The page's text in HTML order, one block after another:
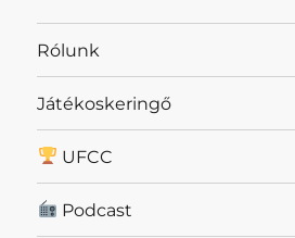
Rólunk
Játékoskeringő
UFCC
Podcast